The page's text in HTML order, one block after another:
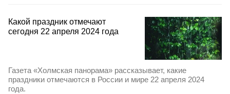
Какой праздник отмечают
сегодня 22 апреля 2024 года
Газета «Холмская панорама» рассказывает, какие
праздники отмечаются в России и мире 22 апреля 2024
года.